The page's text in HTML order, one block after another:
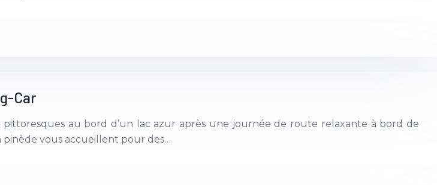
Car
au bord d’un lac azur après une journée de route relaxante à bord de
vous accueillent pour des…